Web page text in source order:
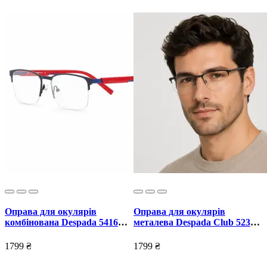
Оправа для окулярів
комбінована Despada 5416
1799 ₴
Оправа для окулярів
металева Despada Club 5234
1799 ₴